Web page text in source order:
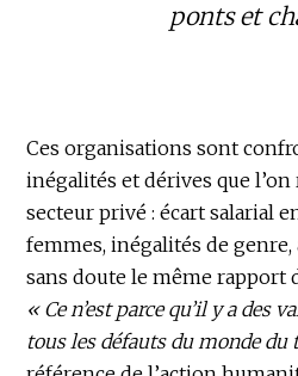
ponts et
Ces organisations sont
inégalités et dérives que
secteur privé : écart salarial
femmes, inégalités de
sans doute le même rapport
« Ce n’est parce qu’il y a des
tous les défauts du monde